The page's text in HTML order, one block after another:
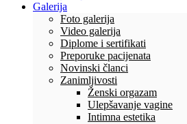
Galerija
Foto galerija
Video galerija
Diplome i sertifikati
Preporuke pacijenata
Novinski članci
Zanimljivosti
Ženski orgazam
Ulepšavanje vagine
Intimna estetika